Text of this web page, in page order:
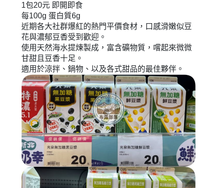
1包20元 即開即食
每100g 蛋白質6g
近期各大社群爆紅的熱門平價食材，口感滑嫩似豆
花與濃郁豆香受到歡迎。
使用天然海水提煉製成，富含礦物質，嚐起來微微
甘甜且豆香十足。
適用於涼拌、鍋物、以及各式甜品的最佳夥伴。